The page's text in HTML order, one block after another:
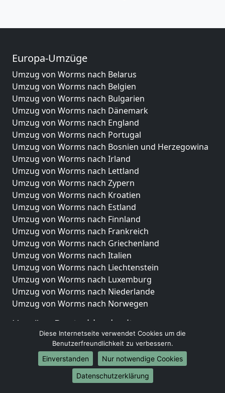
Europa-Umzüge
Umzug von Worms nach Belarus
Umzug von Worms nach Belgien
Umzug von Worms nach Bulgarien
Umzug von Worms nach Dänemark
Umzug von Worms nach England
Umzug von Worms nach Portugal
Umzug von Worms nach Bosnien und Herzegowina
Umzug von Worms nach Irland
Umzug von Worms nach Lettland
Umzug von Worms nach Zypern
Umzug von Worms nach Kroatien
Umzug von Worms nach Estland
Umzug von Worms nach Finnland
Umzug von Worms nach Frankreich
Umzug von Worms nach Griechenland
Umzug von Worms nach Italien
Umzug von Worms nach Liechtenstein
Umzug von Worms nach Luxemburg
Umzug von Worms nach Niederlande
Umzug von Worms nach Norwegen
Umzüge-Deutschlandweit
Umzug von Worms nach Berlin
Umzug von Worms nach Hamburg
Umzug von Worms nach München
Umzug von Worms nach Köln
Diese Internetseite verwendet Cookies um die
Benutzerfreundlichkeit zu verbessern.
Einverstanden
Nur notwendige Cookies
Datenschutzerklärung